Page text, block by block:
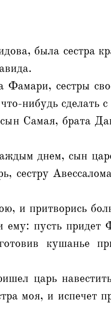
была сестра
Фамари, сестры
нибудь сделать
Самая, брата
днем, сын
сестру
и притворись
ему: пусть придет
кушанье
царь
моя, и испечет